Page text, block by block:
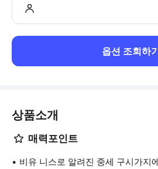
옵션 조회하
상품소개
매력포인트
비유 니스로 알려진 중세 구시가지